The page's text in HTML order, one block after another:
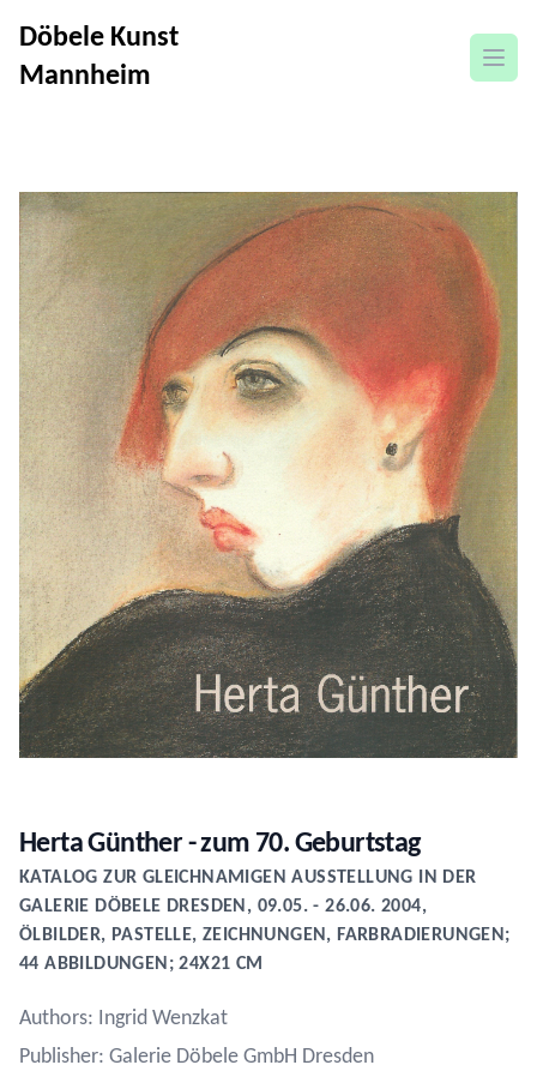
Döbele Kunst
Mannheim
open
Herta Günther - zum 70. Geburtstag
KATALOG ZUR GLEICHNAMIGEN AUSSTELLUNG IN DER
GALERIE DÖBELE DRESDEN, 09.05. - 26.06. 2004,
ÖLBILDER, PASTELLE, ZEICHNUNGEN, FARBRADIERUNGEN;
44 ABBILDUNGEN; 24X21 CM
Authors: Ingrid Wenzkat
Publisher: Galerie Döbele GmbH Dresden